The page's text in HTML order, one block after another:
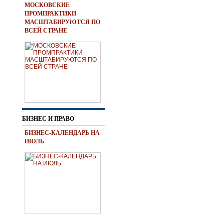
МОСКОВСКИЕ
ПРОМПРАКТИКИ
МАСШТАБИРУЮТСЯ ПО
ВСЕЙ СТРАНЕ
БИЗНЕС И ПРАВО
БИЗНЕС-КАЛЕНДАРЬ НА
ИЮЛЬ